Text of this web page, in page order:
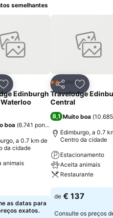
semelhantes
Adicionar aos favoritos
Edinburgh
boa (6.741 pontuações
a 0.7 km de
da cidade
animais
as datas para
exatos.
Partilhar
2 Estrelas
Hotel
Travelodge
Central
8,1 Muito boa (
Edimburgo, a 0.7
Centro da cidade
Estacionamento
Aceita animais
Restaurante
Ver preços
de € 137
Consulte os preços